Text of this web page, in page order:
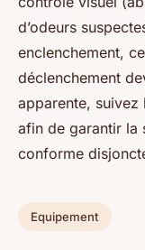
d’odeurs
enclenchement,
déclenchement
apparente, suivez
afin de garantir la
conforme
Equipement